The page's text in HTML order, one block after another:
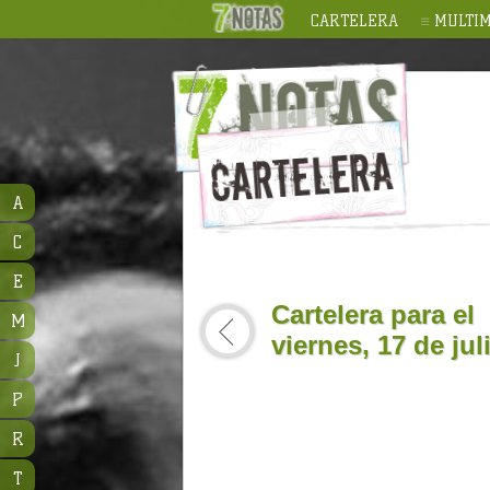
CARTELERA
Cartelera para el
viernes, 17 de
A
C
E
M
J
P
R
T